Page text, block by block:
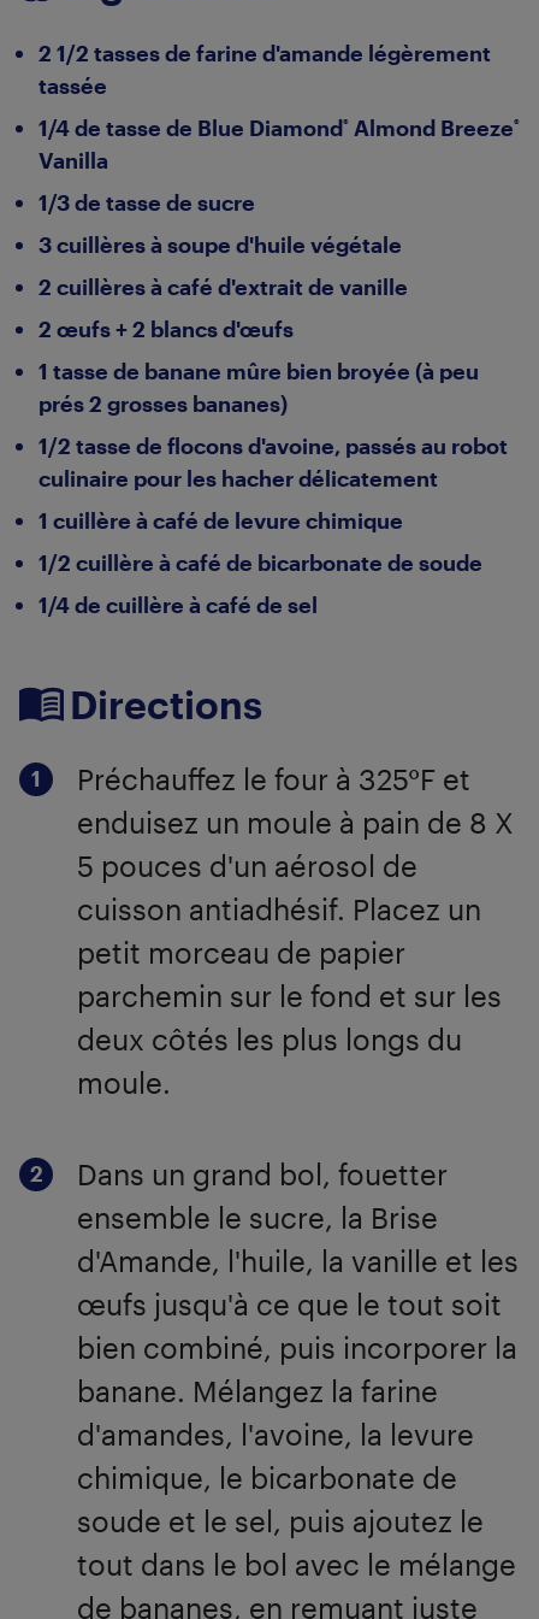
2 1/2 tasses de farine d'amande légèrement
tassée
1/4 de tasse de Blue Diamond® Almond Breeze®
Vanilla
1/3 de tasse de sucre
3 cuillères à soupe d'huile végétale
2 cuillères à café d'extrait de vanille
2 œufs + 2 blancs d'œufs
1 tasse de banane mûre bien broyée (à peu
prés 2 grosses bananes)
1/2 tasse de flocons d'avoine, passés au robot
culinaire pour les hacher délicatement
1 cuillère à café de levure chimique
1/2 cuillère à café de bicarbonate de soude
1/4 de cuillère à café de sel
Directions
Préchauffez le four à 325°F et
enduisez un moule à pain de 8 X
5 pouces d'un aérosol de
cuisson antiadhésif. Placez un
petit morceau de papier
parchemin sur le fond et sur les
deux côtés les plus longs du
moule.
Dans un grand bol, fouetter
ensemble le sucre, la Brise
d'Amande, l'huile, la vanille et les
œufs jusqu'à ce que le tout soit
bien combiné, puis incorporer la
banane. Mélangez la farine
d'amandes, l'avoine, la levure
chimique, le bicarbonate de
soude et le sel, puis ajoutez le
tout dans le bol avec le mélange
de bananes, en remuant juste